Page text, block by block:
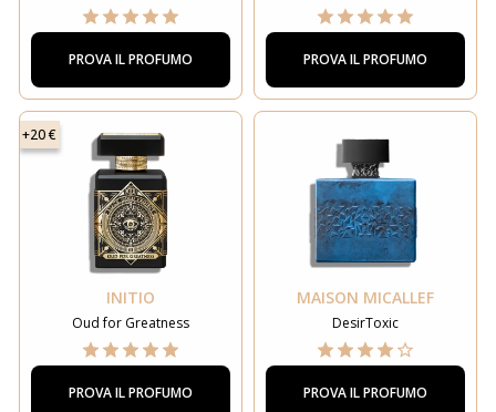
PROVA IL PROFUMO PROVA IL PROFUMO
+20 €
INITIO
Oud for Greatness
PROVA IL PROFUMO
MAISON MICALLEF
DesirToxic
PROVA IL PROFUMO